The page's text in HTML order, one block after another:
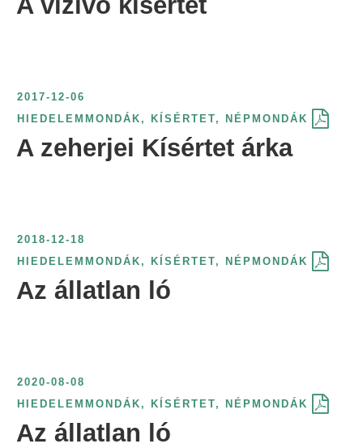
2017-12-06
HIEDELEMMONDÁK , KÍSÉRTET, NÉPMONDÁK
A zeherjei Kísértet árka
2018-12-18
HIEDELEMMONDÁK , KÍSÉRTET, NÉPMONDÁK
Az állatlan ló
2020-08-08
HIEDELEMMONDÁK , KÍSÉRTET, NÉPMONDÁK
Az állatlan ló